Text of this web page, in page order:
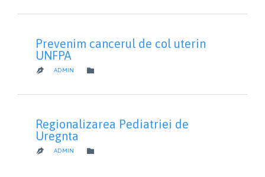
Prevenim cancerul de col uterin
UNFPA
 ADMIN 
Regionalizarea Pediatriei de
Uregnta
 ADMIN 